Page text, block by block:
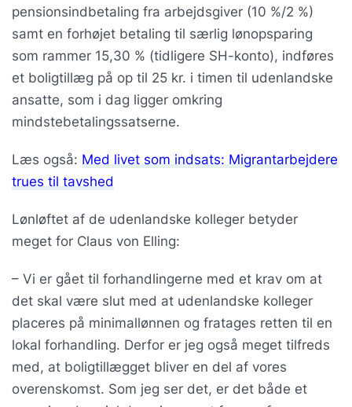
pensionsindbetaling fra arbejdsgiver (10 %/2 %)
samt en forhøjet betaling til særlig lønopsparing
som rammer 15,30 % (tidligere SH-konto), indføres
et boligtillæg på op til 25 kr. i timen til udenlandske
ansatte, som i dag ligger omkring
mindstebetalingssatserne.
Læs også: Med livet som indsats: Migrantarbejdere
trues til tavshed
Lønløftet af de udenlandske kolleger betyder
meget for Claus von Elling:
– Vi er gået til forhandlingerne med et krav om at
det skal være slut med at udenlandske kolleger
placeres på minimallønnen og fratages retten til en
lokal forhandling. Derfor er jeg også meget tilfreds
med, at boligtillægget bliver en del af vores
overenskomst. Som jeg ser det, er det både et